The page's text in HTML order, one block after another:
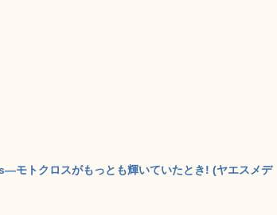
モトクロスがもっとも輝いていたとき! (ヤエスメデ